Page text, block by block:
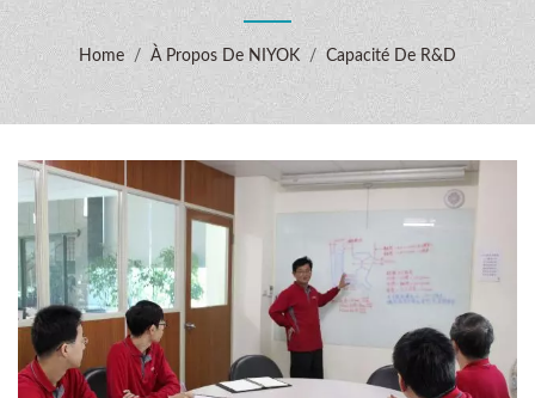
Home / À Propos De NIYOK / Capacité De R&D